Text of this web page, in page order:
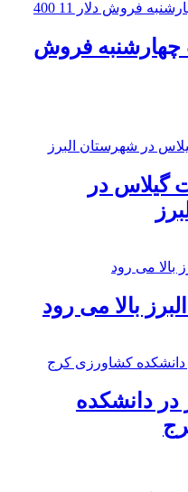
چهارشنبه فروش
گیلاس در
بالا می رود
دانشکده